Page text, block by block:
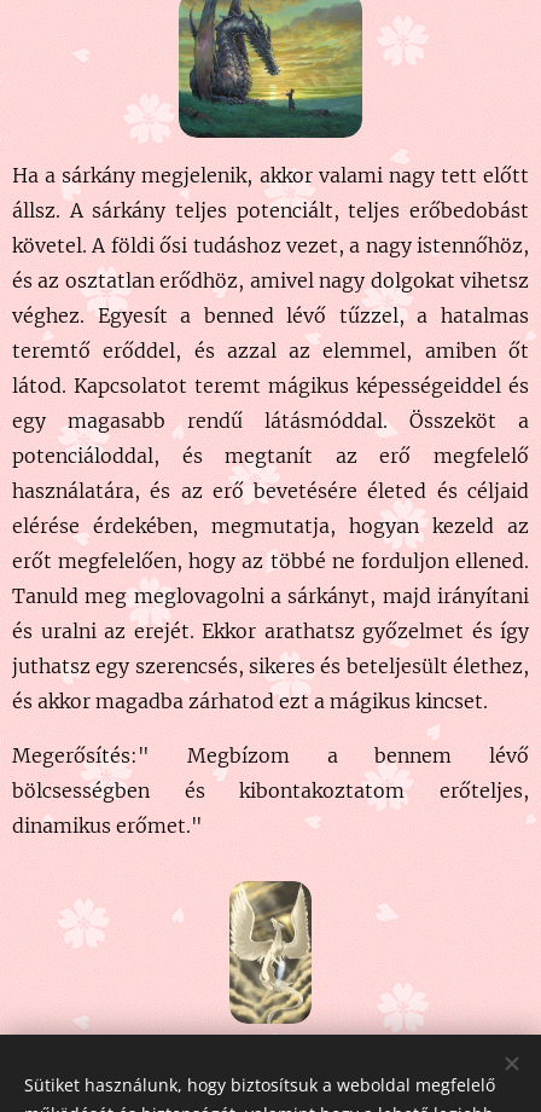
Ha a sárkány megjelenik, akkor valami nagy tett előtt
állsz. A sárkány teljes potenciált, teljes erőbedobást
követel. A földi ősi tudáshoz vezet, a nagy istennőhöz,
és az osztatlan erődhöz, amivel nagy dolgokat vihetsz
véghez. Egyesít a benned lévő tűzzel, a hatalmas
teremtő erőddel, és azzal az elemmel, amiben őt
látod. Kapcsolatot teremt mágikus képességeiddel és
egy magasabb rendű látásmóddal. Összeköt a
potenciáloddal, és megtanít az erő megfelelő
használatára, és az erő bevetésére életed és céljaid
elérése érdekében, megmutatja, hogyan kezeld az
erőt megfelelően, hogy az többé ne forduljon ellened.
Tanuld meg meglovagolni a sárkányt, majd irányítani
és uralni az erejét. Ekkor arathatsz győzelmet és így
juthatsz egy szerencsés, sikeres és beteljesült élethez,
és akkor magadba zárhatod ezt a mágikus kincset.
Megerősítés:" Megbízom a bennem lévő
bölcsességben és kibontakoztatom erőteljes,
dinamikus erőmet."
Share
Sütiket használunk, hogy biztosítsuk a weboldal megfelelő